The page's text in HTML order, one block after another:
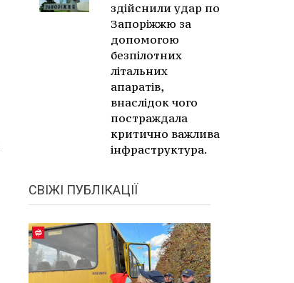
здійснили удар по
Запоріжжю за
допомогою
безпілотних
літальних
апаратів,
внаслідок чого
постраждала
критично важлива
інфраструктура.
СВІЖІ ПУБЛІКАЦІЇ